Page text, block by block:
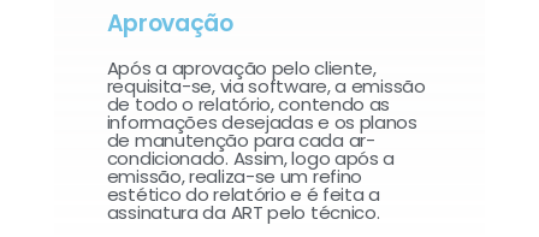
Aprovação
Após a aprovação pelo cliente,
requisita-se, via software, a emissão
de todo o relatório, contendo as
informações desejadas e os planos
de manutenção para cada ar-
condicionado. Assim, logo após a
emissão, realiza-se um refino
estético do relatório e é feita a
assinatura da ART pelo técnico.